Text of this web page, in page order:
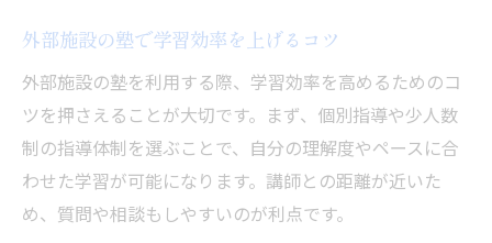
外部施設の塾で学習効率を上げるコツ
外部施設の塾を利用する際、学習効率を高めるためのコ
ツを押さえることが大切です。まず、個別指導や少人数
制の指導体制を選ぶことで、自分の理解度やペースに合
わせた学習が可能になります。講師との距離が近いた
め、質問や相談もしやすいのが利点です。